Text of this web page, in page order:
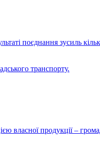
поєднання зусиль
транспорту.
власної продукції –